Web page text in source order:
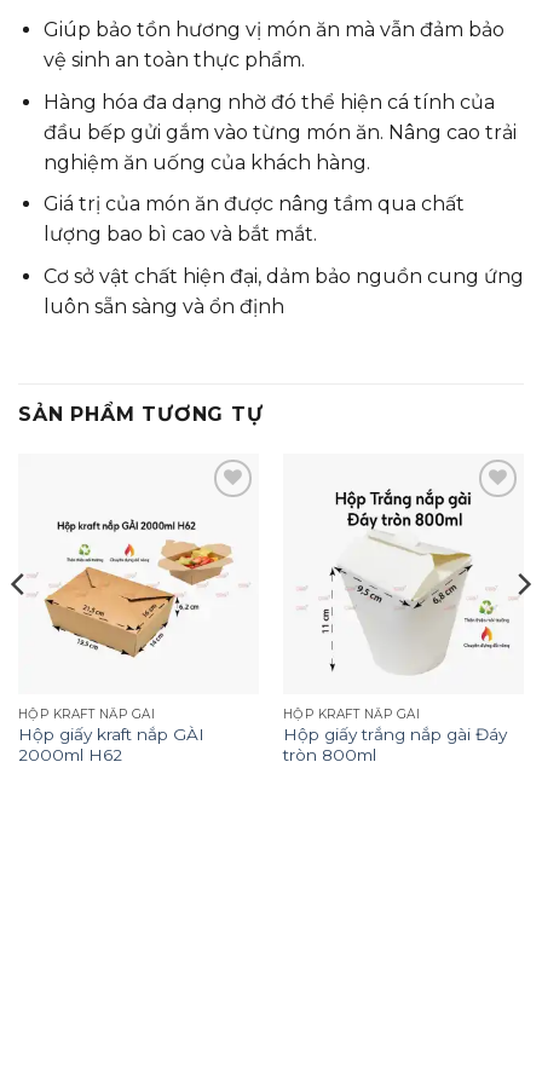
Giúp bảo tồn hương vị món ăn mà vẫn đảm bảo
vệ sinh an toàn thực phẩm.
Hàng hóa đa dạng nhờ đó thể hiện cá tính của
đầu bếp gửi gắm vào từng món ăn. Nâng cao trải
nghiệm ăn uống của khách hàng.
Giá trị của món ăn được nâng tầm qua chất
lượng bao bì cao và bắt mắt.
Cơ sở vật chất hiện đại, dảm bảo nguồn cung ứng
luôn sẵn sàng và ổn định
SẢN PHẨM TƯƠNG TỰ
HỘP KRAFT NẮP GÀI
Hộp giấy kraft nắp GÀI
2000ml H62
wishlist
HỘP KRAFT NẮP GÀI
Hộp giấy trắng nắp gài Đáy
tròn 800ml